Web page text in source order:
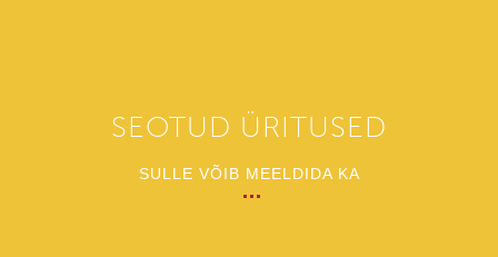
SEOTUD ÜRITUSED
SULLE VÕIB MEELDIDA KA